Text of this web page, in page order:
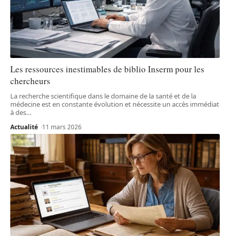
Les ressources inestimables de biblio Inserm pour les
chercheurs
La recherche scientifique dans le domaine de la santé et de la
médecine est en constante évolution et nécessite un accès immédiat
à des…
Actualité 11 mars 2026